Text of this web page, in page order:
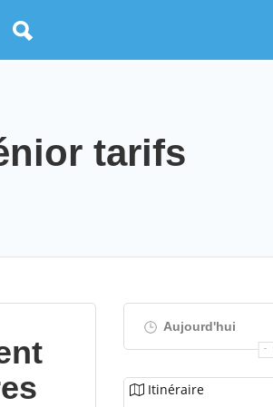
tarifs
Aujourd'hui
Itinéraire